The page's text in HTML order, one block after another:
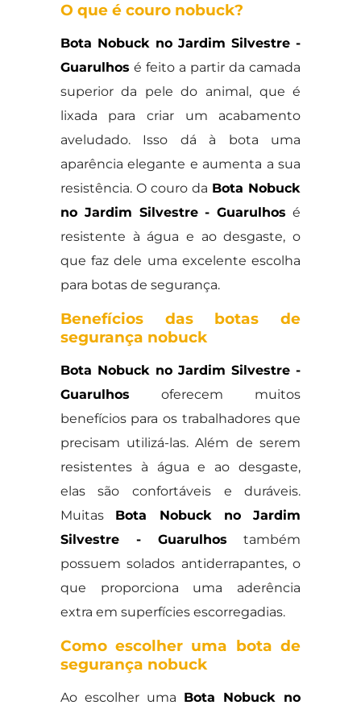
O que é couro nobuck?
Bota Nobuck no Jardim Silvestre -
Guarulhos é feito a partir da camada
superior da pele do animal, que é
lixada para criar um acabamento
aveludado. Isso dá à bota uma
aparência elegante e aumenta a sua
resistência. O couro da Bota Nobuck
no Jardim Silvestre - Guarulhos é
resistente à água e ao desgaste, o
que faz dele uma excelente escolha
para botas de segurança.
Benefícios das botas de
segurança nobuck
Bota Nobuck no Jardim Silvestre -
Guarulhos oferecem muitos
benefícios para os trabalhadores que
precisam utilizá-las. Além de serem
resistentes à água e ao desgaste,
elas são confortáveis e duráveis.
Muitas Bota Nobuck no Jardim
Silvestre - Guarulhos também
possuem solados antiderrapantes, o
que proporciona uma aderência
extra em superfícies escorregadias.
Como escolher uma bota de
segurança nobuck
Ao escolher uma Bota Nobuck no